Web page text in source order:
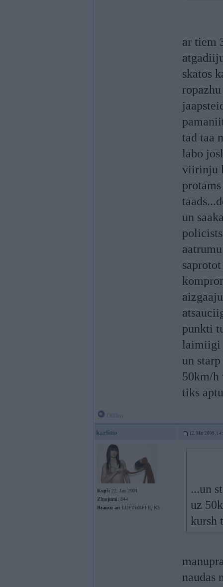
ar tiem
skatos
tad taa
labo
viirinju
un
punkti
laimiigi
un
50km/h
tiks
karlitto 12. Mar 2009,
Kopš: 22. Jan 2004
Ziņojumi: 844
Braucu ar: LUFTWAFFE, K3
...un
uz
kursh
naudas